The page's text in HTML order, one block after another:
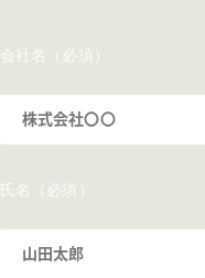
会社名（必須）
氏名（必須）